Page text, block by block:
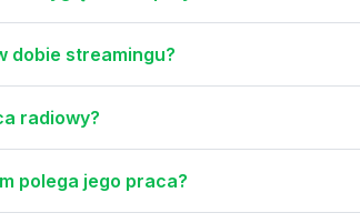
dobie streamingu?
radiowy?
polega jego praca?